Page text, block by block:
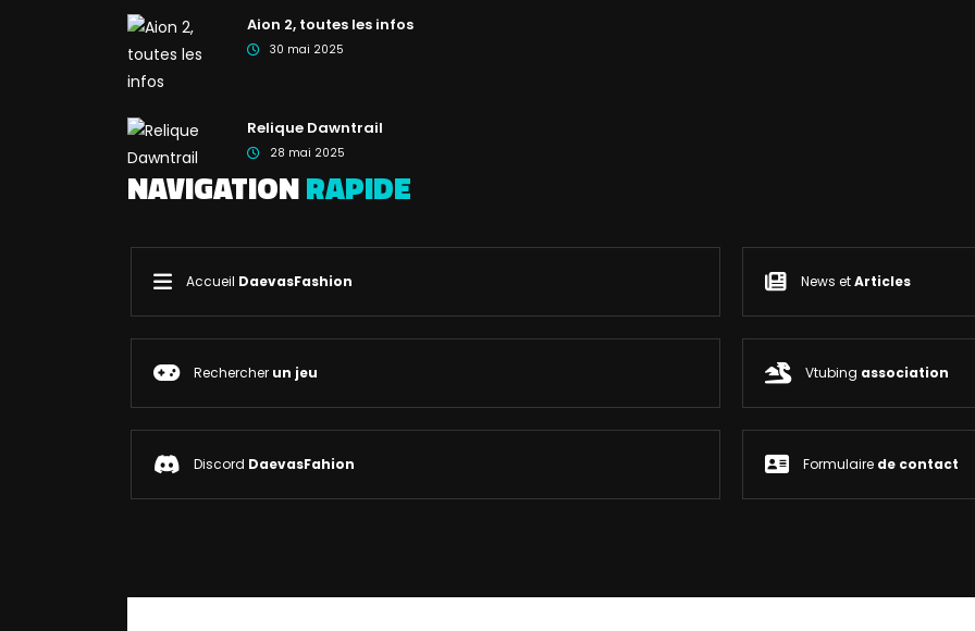
Aion 2, toutes les infos
30 mai 2025
Relique Dawntrail
28 mai 2025
NAVIGATIONRAPIDE
Accueil DaevasFashion News etArticles
Rechercher un jeu Vtubing association
Discord DaevasFahion Formulaire de contact